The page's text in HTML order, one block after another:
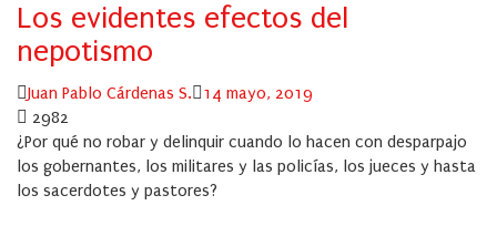
Los evidentes efectos del
nepotismo
Author
Juan Pablo Cárdenas S.
Posted
14 mayo, 2019
2982
¿Por qué no robar y delinquir cuando lo hacen con desparpajo
los gobernantes, los militares y las policías, los jueces y hasta
los sacerdotes y pastores?